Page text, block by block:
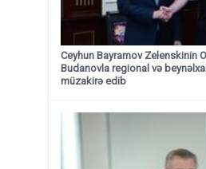
Ceyhun Bayramov Zelenskinin
Budanovla regional və
müzakirə edib